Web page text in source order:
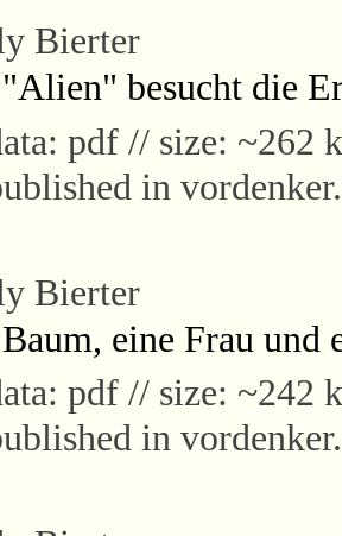
Bierter
besucht die
pdf // size: ~262
in
Bierter
eine Frau und
pdf // size: ~242
in